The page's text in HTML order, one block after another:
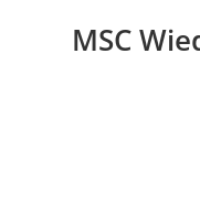
MSC